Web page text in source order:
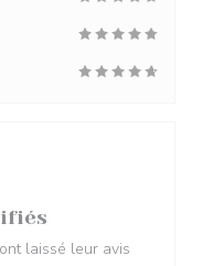
laissé leur avis